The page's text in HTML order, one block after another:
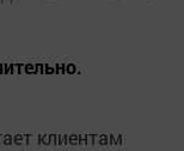
клиентам